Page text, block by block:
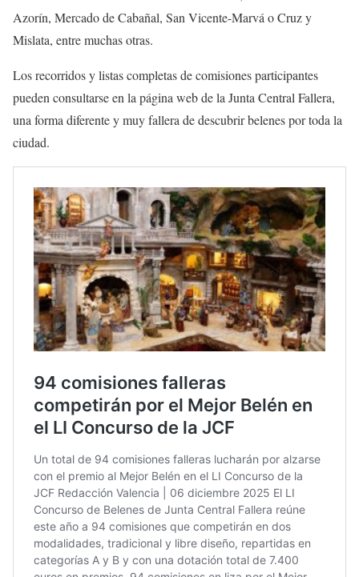
Azorín, Mercado de Cabañal, San Vicente-Marvá o Cruz y
Mislata, entre muchas otras.
Los recorridos y listas completas de comisiones participantes
pueden consultarse en la página web de la Junta Central Fallera,
una forma diferente y muy fallera de descubrir belenes por toda la
ciudad.